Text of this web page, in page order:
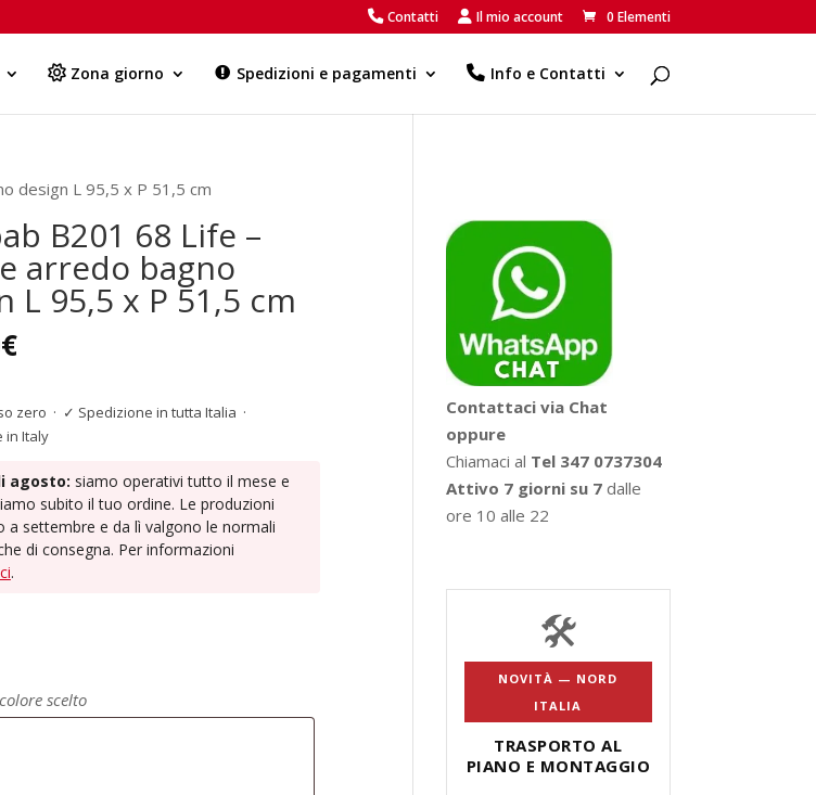
Contatti Il mio account 0 Elementi
Zona giorno Spedizioni e pagamenti Info e Contatti
Products
design L 95,5 x P 51,5 cm
B201 68 Life –
arredo bagno
L 95,5 x P 51,5 cm
€
zero · ✓ Spedizione in tutta Italia ·
in Italy
agosto: siamo operativi tutto il mese e
subito il tuo ordine. Le produzioni
a settembre e da lì valgono le normali
di consegna. Per informazioni
.
scelto
Contattaci via Chat
oppure
Chiamaci al Tel 347 0737304
Attivo 7 giorni su 7 dalle
ore 10 alle 22
🛠️
NOVITÀ — NORD
ITALIA
TRASPORTO AL
PIANO E MONTAGGIO